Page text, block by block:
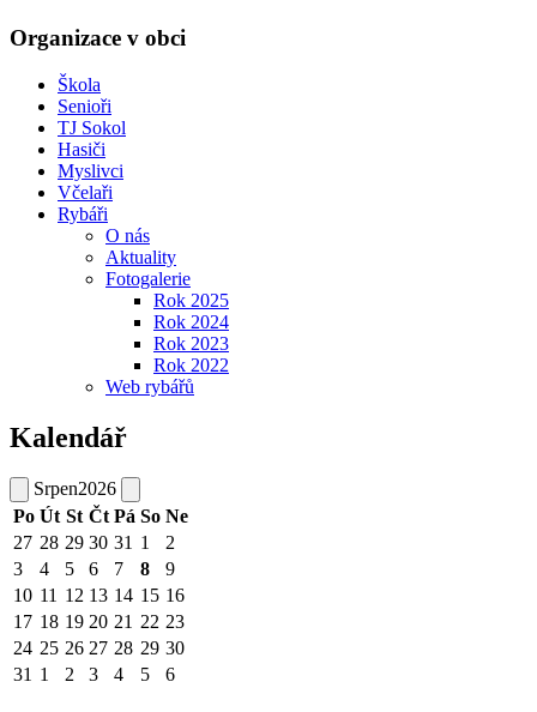
Organizace v obci
Škola
Senioři
TJ Sokol
Hasiči
Myslivci
Včelaři
Rybáři
O nás
Aktuality
Fotogalerie
Rok 2025
Rok 2024
Rok 2023
Rok 2022
Web rybářů
Kalendář
Srpen2026
Po Út St Čt Pá So Ne
27 28 29 30 31 1
2
3
4 5 6 7 8
9
10 11 12 13 14 15 16
17 18 19 20 21 22 23
24 25 26 27 28 29 30
31 1 2 3 4 5 6